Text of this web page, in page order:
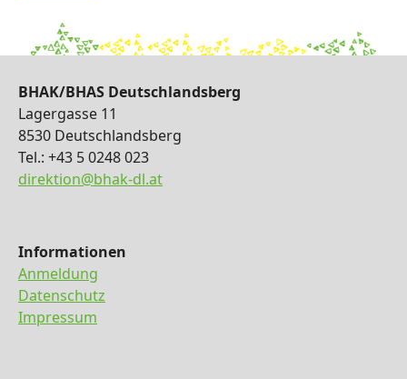
BHAK/BHAS Deutschlandsberg
Lagergasse 11
8530 Deutschlandsberg
Tel.: +43 5 0248 023
direktion@bhak-dl.at
Informationen
Anmeldung
Datenschutz
Impressum